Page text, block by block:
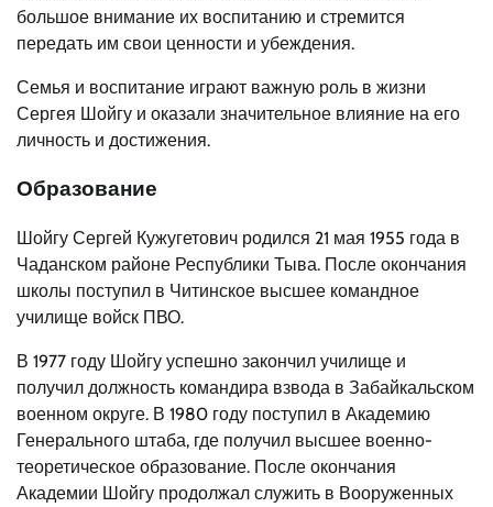
большое внимание их воспитанию и стремится
передать им свои ценности и убеждения.
Семья и воспитание играют важную роль в жизни
Сергея Шойгу и оказали значительное влияние на его
личность и достижения.
Образование
Шойгу Сергей Кужугетович родился 21 мая 1955 года в
Чаданском районе Республики Тыва. После окончания
школы поступил в Читинское высшее командное
училище войск ПВО.
В 1977 году Шойгу успешно закончил училище и
получил должность командира взвода в Забайкальском
военном округе. В 1980 году поступил в Академию
Генерального штаба, где получил высшее военно-
теоретическое образование. После окончания
Академии Шойгу продолжал служить в Вооруженных